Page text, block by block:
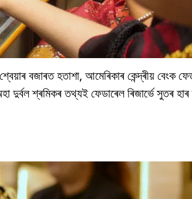
বজাৰত হতাশা, আমেৰিকাৰ কেন্দ্ৰীয় বেংক
শ্ৰমিকৰ তথ্যই ফেডাৰেল ৰিজাৰ্ভে সুতৰ